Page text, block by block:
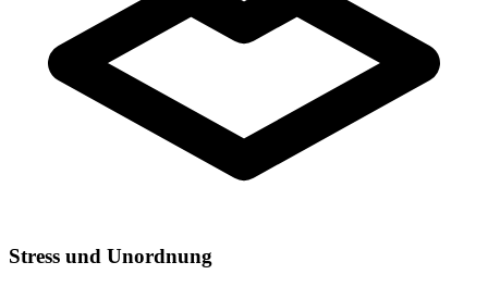
Stress und Unordnung